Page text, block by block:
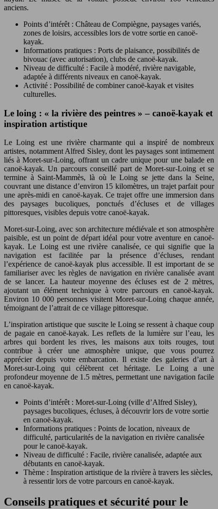
anciens.
Points d’intérêt : Château de Compiègne, paysages variés,
zones de loisirs, accessibles lors de votre sortie en canoë-
kayak.
Informations pratiques : Ports de plaisance, possibilités de
bivouac (avec autorisation), clubs de canoë-kayak.
Niveau de difficulté : Facile à modéré, rivière navigable,
adaptée à différents niveaux en canoë-kayak.
Activité : Possibilité de combiner canoë-kayak et visites
culturelles.
Le loing : « la rivière des peintres » – canoë-kayak et
inspiration artistique
Le Loing est une rivière charmante qui a inspiré de nombreux
artistes, notamment Alfred Sisley, dont les paysages sont intimement
liés à Moret-sur-Loing, offrant un cadre unique pour une balade en
canoë-kayak. Un parcours conseillé part de Moret-sur-Loing et se
termine à Saint-Mammès, là où le Loing se jette dans la Seine,
couvrant une distance d’environ 15 kilomètres, un trajet parfait pour
une après-midi en canoë-kayak. Ce trajet offre une immersion dans
des paysages bucoliques, ponctués d’écluses et de villages
pittoresques, visibles depuis votre canoë-kayak.
Moret-sur-Loing, avec son architecture médiévale et son atmosphère
paisible, est un point de départ idéal pour votre aventure en canoë-
kayak. Le Loing est une rivière canalisée, ce qui signifie que la
navigation est facilitée par la présence d’écluses, rendant
l’expérience de canoë-kayak plus accessible. Il est important de se
familiariser avec les règles de navigation en rivière canalisée avant
de se lancer. La hauteur moyenne des écluses est de 2 mètres,
ajoutant un élément technique à votre parcours en canoë-kayak.
Environ 10 000 personnes visitent Moret-sur-Loing chaque année,
témoignant de l’attrait de ce village pittoresque.
L’inspiration artistique que suscite le Loing se ressent à chaque coup
de pagaie en canoë-kayak. Les reflets de la lumière sur l’eau, les
arbres qui bordent les rives, les maisons aux toits rouges, tout
contribue à créer une atmosphère unique, que vous pourrez
apprécier depuis votre embarcation. Il existe des galeries d’art à
Moret-sur-Loing qui célèbrent cet héritage. Le Loing a une
profondeur moyenne de 1.5 mètres, permettant une navigation facile
en canoë-kayak.
Points d’intérêt : Moret-sur-Loing (ville d’Alfred Sisley),
paysages bucoliques, écluses, à découvrir lors de votre sortie
en canoë-kayak.
Informations pratiques : Points de location, niveaux de
difficulté, particularités de la navigation en rivière canalisée
pour le canoë-kayak.
Niveau de difficulté : Facile, rivière canalisée, adaptée aux
débutants en canoë-kayak.
Thème : Inspiration artistique de la rivière à travers les siècles,
à ressentir lors de votre parcours en canoë-kayak.
Conseils pratiques et sécurité pour le